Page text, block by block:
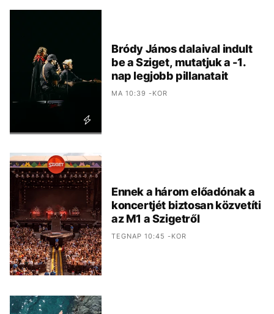
Bródy János dalaival indult
be a Sziget, mutatjuk a -1.
nap legjobb pillanatait
MA 10:39 -KOR
Ennek a három előadónak a
koncertjét biztosan közvetíti
az M1 a Szigetről
TEGNAP 10:45 -KOR